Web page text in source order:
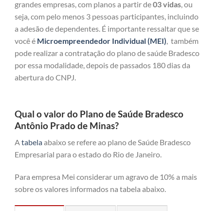
grandes empresas, com planos a partir de03 vidas, ou
seja, com pelo menos 3 pessoas participantes, incluindo
a adesão de dependentes. É importante ressaltar que se
você é Microempreendedor Individual (MEI), também
pode realizar a contratação do plano de saúde Bradesco
por essa modalidade, depois de passados 180 dias da
abertura do CNPJ.
Qual o valor do Plano de Saúde Bradesco
Antônio Prado de Minas?
Atabelaabaixo se refere ao plano de Saúde Bradesco
Empresarial para o estado do Rio de Janeiro.
Para empresa Mei considerar um agravo de 10% a mais
sobre os valores informados na tabela abaixo.